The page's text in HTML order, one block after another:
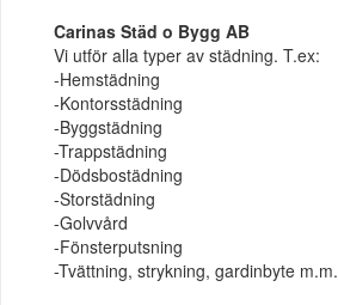
Carinas Städ o Bygg AB
Vi utför alla typer av städning. T.ex:
-Hemstädning
-Kontorsstädning
-Byggstädning
-Trappstädning
-Dödsbostädning
-Storstädning
-Golvvård
-Fönsterputsning
-Tvättning, strykning, gardinbyte m.m.